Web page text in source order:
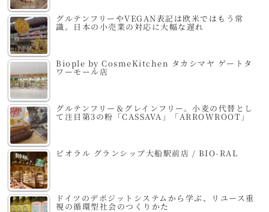
グルテンフリーやVEGAN表記は欧米ではもう常
識。日本の小売業の対応に大幅な遅れ
Biople by CosmeKitchen タカシマヤ ゲートタ
ワーモール店
グルテンフリー＆グレインフリー。小麦の代替とし
て注目第3の粉「CASSAVA」「ARROWROOT」
ビオラル グランシップ大船駅前店 / BIO-RAL
ドイツのデポジットシステムから学ぶ、リユース重
視の循環型社会のつくりかた